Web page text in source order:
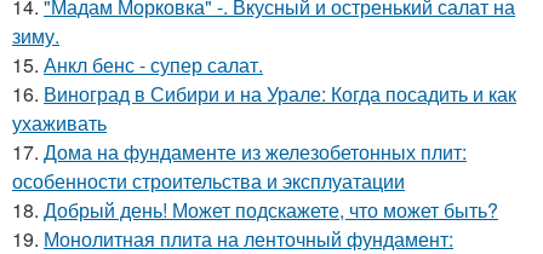
14. "Мадам Морковка" -. Вкусный и остренький салат на
зиму.
15. Анкл бенс - супер салат.
16. Виноград в Сибири и на Урале: Когда посадить и как
ухаживать
17. Дома на фундаменте из железобетонных плит:
особенности строительства и эксплуатации
18. Добрый день! Может подскажете, что может быть?
19. Монолитная плита на ленточный фундамент: